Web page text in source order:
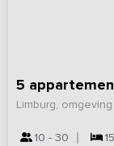
5
Limburg,
10 - 30 15